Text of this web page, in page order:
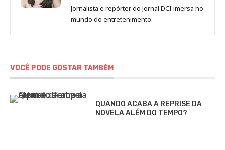
de
Sara
Jornalista e repórter do Jornal DCI imersa no
mundo do entretenimento.
VOCÊ PODE GOSTAR TAMBÉM
QUANDO ACABA A REPRISE DA
NOVELA ALÉM DO TEMPO?